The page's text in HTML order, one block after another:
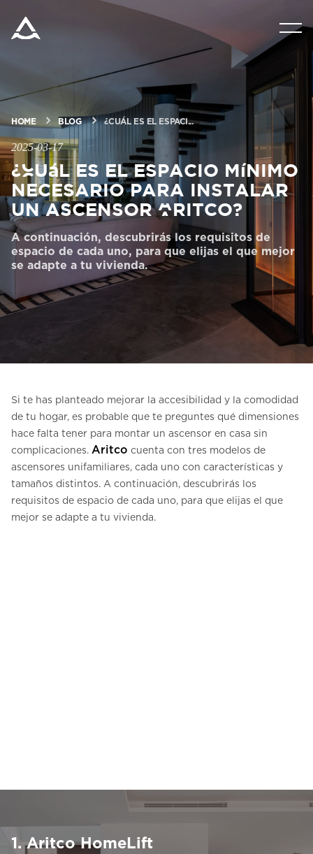
PRODUCTOS
SOLUCIONES
BLOG Y NOTICIAS
ACERCA DE ARITCO
PROFESIONALES
Pedir un HomeKit digital
Contacte con nosotros
Pedir una estimación de precio
FAQ
HOME BLOG ¿CUÁL ES EL ESPACI...
2025-03-17
¿Cuál es el espacio mínimo
necesario para instalar
un ascensor Aritco?
A continuación, descubrirás los requisitos de
espacio de cada uno, para que elijas el que mejor
se adapte a tu vivienda.
Si te has planteado mejorar la accesibilidad y la comodidad
de tu hogar, es probable que te preguntes qué dimensiones
hace falta tener para montar un ascensor en casa sin
complicaciones. Aritco cuenta con tres modelos de
ascensores unifamiliares, cada uno con características y
tamaños distintos. A continuación, descubrirás los
requisitos de espacio de cada uno, para que elijas el que
mejor se adapte a tu vivienda.
1. Aritco HomeLift